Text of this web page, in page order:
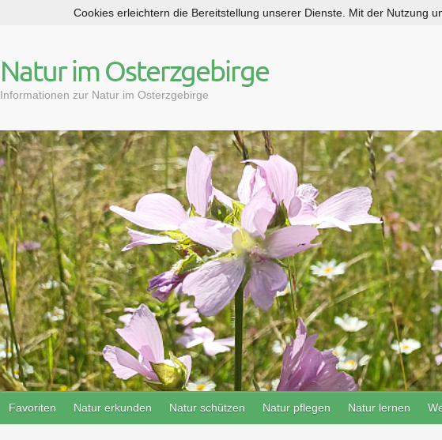
p
t
c
o
n
t
e
n
t
Natur im Osterzgebirge
Informationen zur Natur im Osterzgebirge
Favoriten Natur erkunden Natur schützen Natur pflegen Natur lernen
Cookies erleichtern die Bereitstellung unserer Dienste. Mit der Nutzung